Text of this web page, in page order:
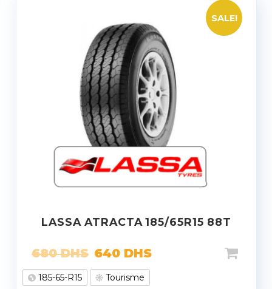
SALE!
LASSA ATRACTA 185/65R15 88T
680DHS 640 DHS
185-65-R15 Tourisme